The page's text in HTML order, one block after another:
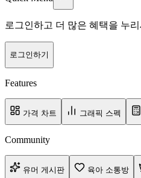
로그인하고 더 많은 혜택을 누리
로그인하기
Features
가격 차트 그래픽 스펙
Community
유머 게시판 육아 소통방